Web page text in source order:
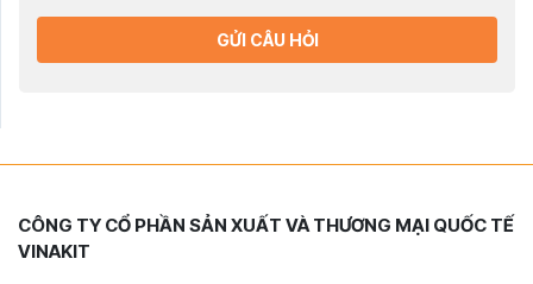
GỬI CÂU HỎI
CÔNG TY CỔ PHẦN SẢN XUẤT VÀ THƯƠNG MẠI QUỐC TẾ
VINAKIT